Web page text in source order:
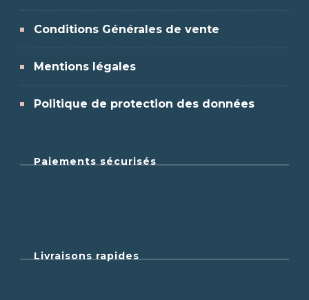
Conditions Générales de vente
Mentions légales
Politique de protection des données
Paiements sécurisés
Livraisons rapides